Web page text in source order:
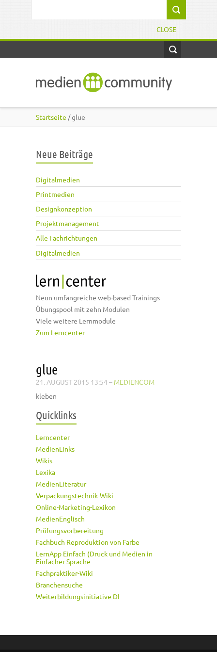
CLOSE
Startseite / glue
Neue Beiträge
Digitalmedien
Printmedien
Designkonzeption
Projektmanagement
Alle Fachrichtungen
Digitalmedien
Neun umfangreiche web-based Trainings
Übungspool mit zehn Modulen
Viele weitere Lernmodule
Zum Lerncenter
glue
21. AUGUST 2015 13:54 – MEDIENCOM
kleben
Quicklinks
Lerncenter
MedienLinks
Wikis
Lexika
MedienLiteratur
Verpackungstechnik-Wiki
Online-Marketing-Lexikon
MedienEnglisch
Prüfungsvorbereitung
Fachbuch Reproduktion von Farbe
LernApp Einfach (Druck und Medien in
Einfacher Sprache
Fachpraktiker-Wiki
Branchensuche
Weiterbildungsinitiative DI